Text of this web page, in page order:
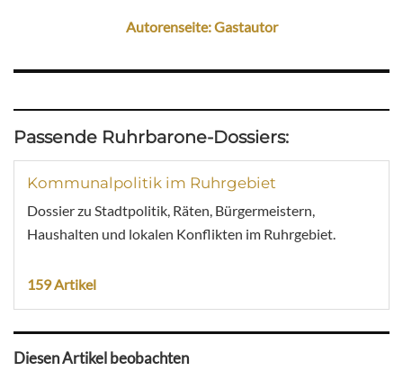
Autorenseite: Gastautor
Passende Ruhrbarone-Dossiers:
Kommunalpolitik im Ruhrgebiet
Dossier zu Stadtpolitik, Räten, Bürgermeistern,
Haushalten und lokalen Konflikten im Ruhrgebiet.
159 Artikel
Diesen Artikel beobachten